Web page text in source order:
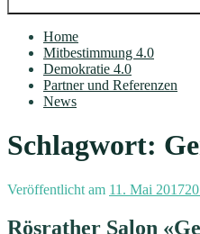
Home
Mitbestimmung 4.0
Demokratie 4.0
Partner und Referenzen
News
Schlagwort:
Veröffentlicht am 11. Mai 2017
Rösrather Salon